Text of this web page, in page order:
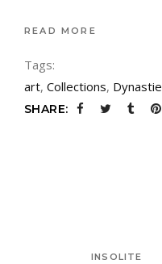
READ MORE
Tags:
art, Collections, Dynastie
SHARE:
INSOLITE